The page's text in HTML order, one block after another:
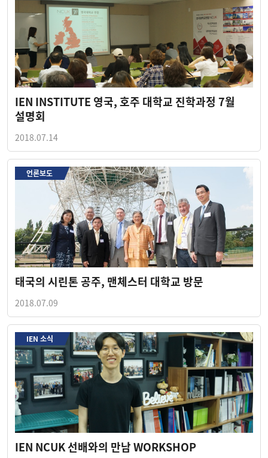
IEN INSTITUTE 영국, 호주 대학교 진학과정 7월
설명회
2018.07.14
언론보도
태국의 시린톤 공주, 맨체스터 대학교 방문
2018.07.09
IEN 소식
IEN NCUK 선배와의 만남 WORKSHOP